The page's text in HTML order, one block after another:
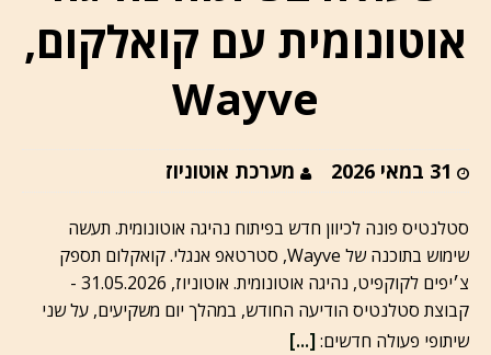
אוטונומית עם קואלקום,
Wayve
31 במאי 2026 מערכת אוטוניוז
סטלנטיס פונה לכיוון חדש בפיתוח נהיגה אוטונומית. תעשה
שימוש בתוכנה של Wayve, סטרטאפ אנגלי. קואקלום תספק
צ׳יפים לקוקפיט, נהיגה אוטונומית. אוטוניוז, 31.05.2026 -
קבוצת סטלנטיס הודיעה החודש, במהלך יום משקיעים, על שני
שיתופי פעולה חדשים:[...]